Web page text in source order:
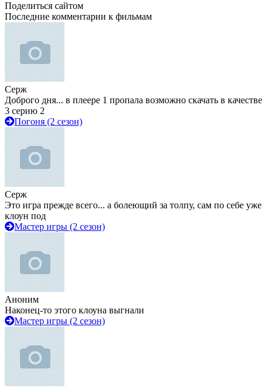
Поделиться сайтом
Последние комментарии к фильмам
Серж
Доброго дня... в плеере 1 пропала возможно скачать в качестве
3 серию 2
Погоня (2 сезон)
Серж
Это игра прежде всего... а болеющий за толпу, сам по себе уже
клоун под
Мастер игры (2 сезон)
Аноним
Наконец-то этого клоуна выгнали
Мастер игры (2 сезон)